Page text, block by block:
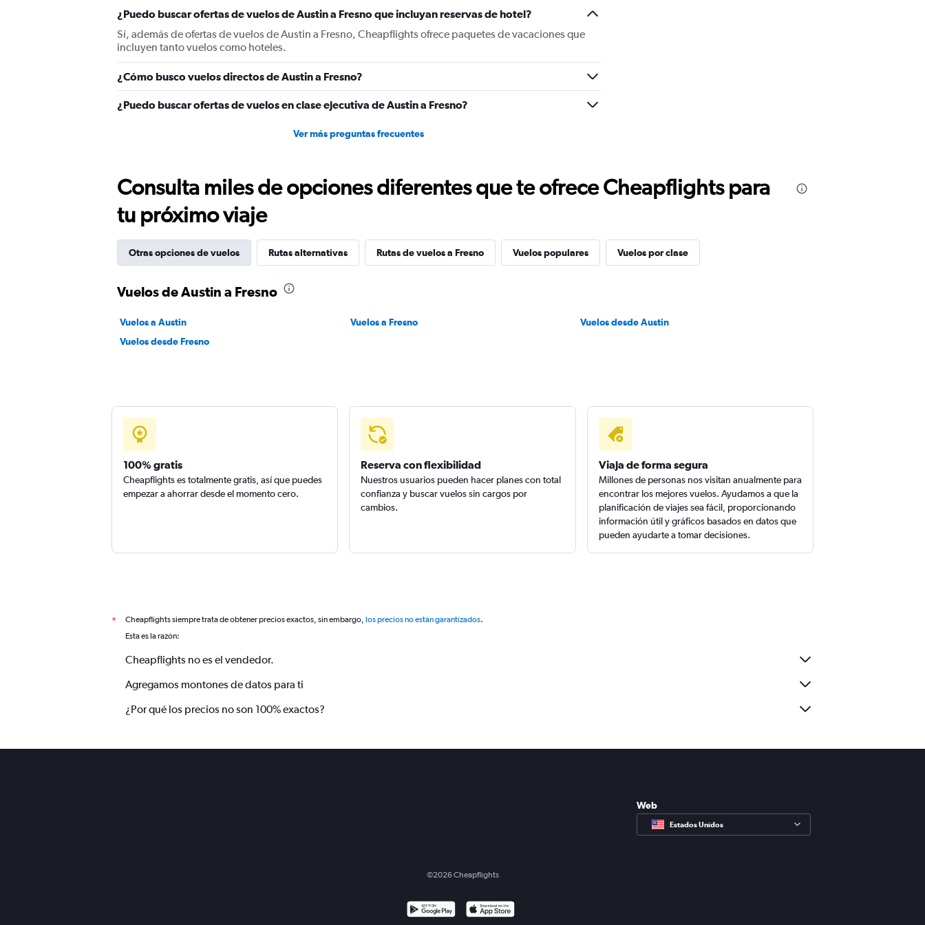
displaying
Range:
0
to
1200.
axis
displaying
values.
0
600.
¿Puedo buscar ofertas de vuelos de Austin a Fresno que incluyan reservas de hotel?
Sí, además de ofertas de vuelos de Austin a Fresno, Cheapflights ofrece paquetes de vacaciones que
incluyen tanto vuelos como hoteles.
¿Cómo busco vuelos directos de Austin a Fresno?
¿Puedo buscar ofertas de vuelos en clase ejecutiva de Austin a Fresno?
Ver más preguntas frecuentes
Consulta miles de opciones diferentes que te ofrece Cheapflights para
tu próximo viaje
Otras opciones de vuelos Rutas alternativas Rutas de vuelos a Fresno Vuelos populares Vuelos por clase
Vuelos de Austin a Fresno
Vuelos a Austin Vuelos a Fresno
Vuelos desde Austin
Vuelos desde Fresno
100% gratis
Cheapflights es totalmente gratis, así que puedes
empezar a ahorrar desde el momento cero.
Reserva con flexibilidad
Nuestros usuarios pueden hacer planes con total
confianza y buscar vuelos sin cargos por
cambios.
Viaja de forma segura
Millones de personas nos visitan anualmente para
encontrar los mejores vuelos. Ayudamos a que la
planificación de viajes sea fácil, proporcionando
información útil y gráficos basados en datos que
pueden ayudarte a tomar decisiones.
* Cheapflights siempre trata de obtener precios exactos, sin embargo, los precios no están garantizados.
Esta es la razón:
Cheapflights no es el vendedor.
Agregamos montones de datos para ti
¿Por qué los precios no son 100% exactos?
Web
Estados Unidos
©2026Cheapflights